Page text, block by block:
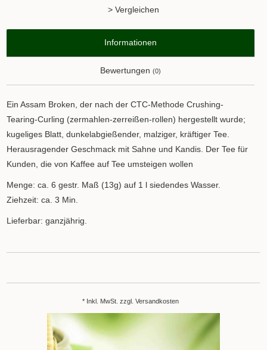
> Vergleichen
Informationen
Bewertungen (0)
Ein Assam Broken, der nach der CTC-Methode Crushing-
Tearing-Curling (zermahlen-zerreißen-rollen) hergestellt wurde;
kugeliges Blatt, dunkelabgießender, malziger, kräftiger Tee.
Herausragender Geschmack mit Sahne und Kandis. Der Tee für
Kunden, die von Kaffee auf Tee umsteigen wollen
Menge: ca. 6 gestr. Maß (13g) auf 1 l siedendes Wasser.
Ziehzeit: ca. 3 Min.
Lieferbar: ganzjährig.
* Inkl. MwSt. zzgl. Versandkosten